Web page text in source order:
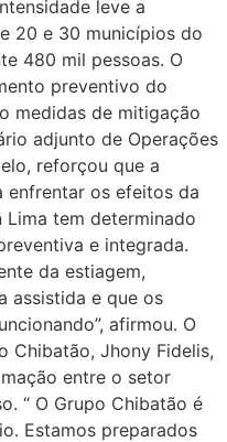
leve a
20 e 30 municípios do
480 mil pessoas. O
preventivo do
medidas de mitigação
adjunto de Operações
reforçou que a
enfrentar os efeitos da
Lima tem determinado
e integrada.
da estiagem,
assistida e que os
afirmou. O
Chibatão, Jhony Fidelis,
entre o setor
“ O Grupo Chibatão é
Estamos preparados